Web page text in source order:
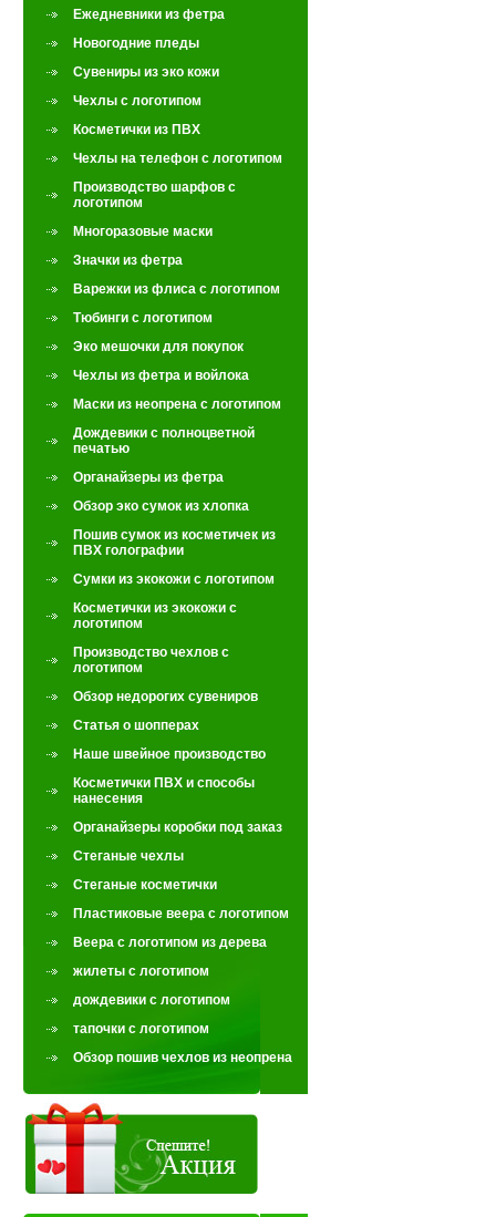
Ежедневники из фетра
Новогодние пледы
Сувениры из эко кожи
Чехлы с логотипом
Косметички из ПВХ
Чехлы на телефон с логотипом
Производство шарфов с
логотипом
Многоразовые маски
Значки из фетра
Варежки из флиса с логотипом
Тюбинги с логотипом
Эко мешочки для покупок
Чехлы из фетра и войлока
Маски из неопрена с логотипом
Дождевики с полноцветной
печатью
Органайзеры из фетра
Обзор эко сумок из хлопка
Пошив сумок из косметичек из
ПВХ голографии
Сумки из экокожи с логотипом
Косметички из экокожи с
логотипом
Производство чехлов с
логотипом
Обзор недорогих сувениров
Статья о шопперах
Наше швейное производство
Косметички ПВХ и способы
нанесения
Органайзеры коробки под заказ
Стеганые чехлы
Стеганые косметички
Пластиковые веера с логотипом
Веера с логотипом из дерева
жилеты с логотипом
дождевики с логотипом
тапочки с логотипом
Обзор пошив чехлов из неопрена